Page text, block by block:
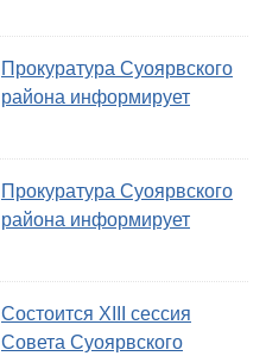
Прокуратура Суоярвского
района информирует
Прокуратура Суоярвского
района информирует
Состоится XIII сессия
Совета Суоярвского